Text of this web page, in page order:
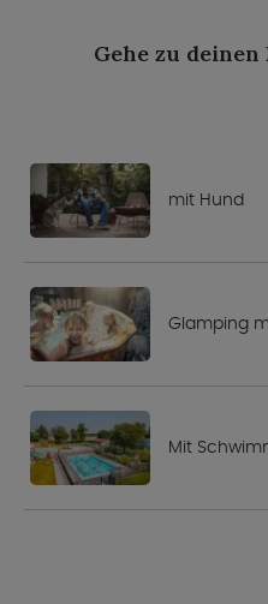
Gehe zu
mit Hund
Glamping
Mit